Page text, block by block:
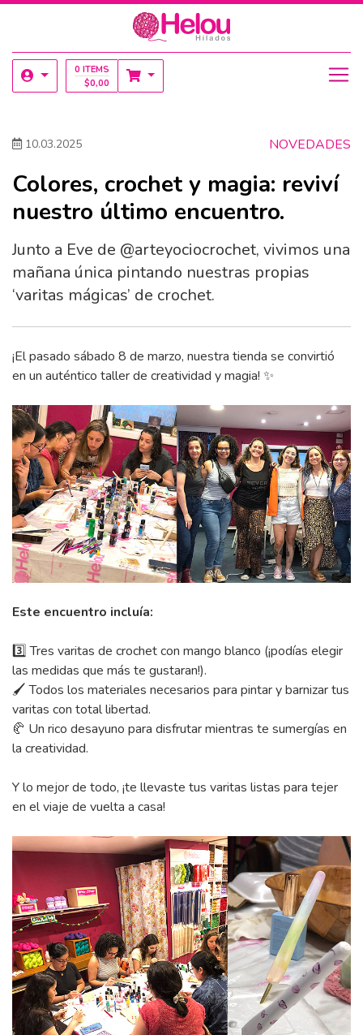
0 ITEMS
$0,00
10.03.2025 NOVEDADES
Colores, crochet y magia: reviví
nuestro último encuentro.
Junto a Eve de @arteyociocrochet, vivimos una
mañana única pintando nuestras propias
‘varitas mágicas’ de crochet.
¡El pasado sábado 8 de marzo, nuestra tienda se convirtió
en un auténtico taller de creatividad y magia! ✨
Este encuentro incluía:
3️⃣ Tres varitas de crochet con mango blanco (¡podías elegir
las medidas que más te gustaran!).
🖌 Todos los materiales necesarios para pintar y barnizar tus
varitas con total libertad.
🥐 Un rico desayuno para disfrutar mientras te sumergías en
la creatividad.
Y lo mejor de todo, ¡te llevaste tus varitas listas para tejer
en el viaje de vuelta a casa!